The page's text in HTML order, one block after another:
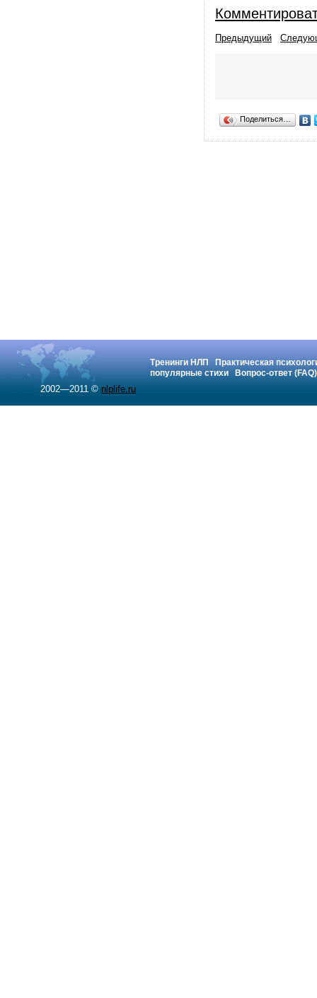
Предыдущий
Поделиться…
Тренинги НЛП
Практическая
популярные стихи
Вопрос-ответ (FAQ)
2002—2011 © nlplife.ru